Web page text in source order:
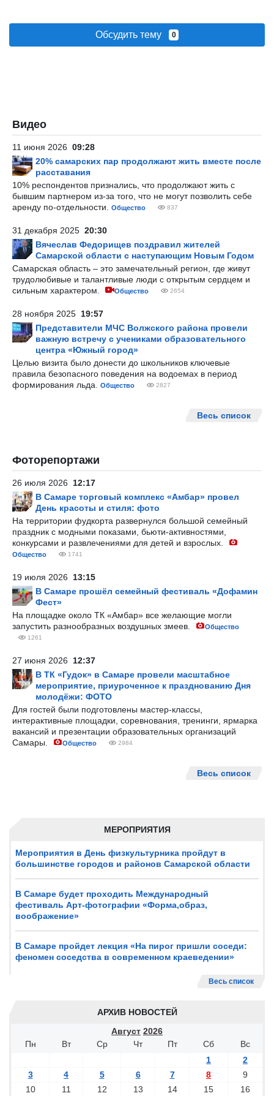
МЕРОПРИЯТИЯ
Мероприятия в День физкультурника пройдут в
большинстве городов и районов Самарской области
В Самаре будет проходить Международный
фестиваль Арт-фотографии «Форма,образ,
воображение»
В Самаре пройдет лекция «На пирог пришли соседи:
феномен соседства в современном краеведении»
Весь список
АРХИВ НОВОСТЕЙ
Август 2026
Пн
Вт Ср Чт Пт Сб
Вс
1
2
3
4 5 6 7 8
9
10
11 12 13 14 15 16
Обсудить тему 0
Видео
11 июня 2026 09:28
20% самарских пар продолжают жить вместе после
расставания
10% респондентов признались, что продолжают жить с
бывшим партнером из-за того, что не могут позволить себе
аренду по-отдельности.
Общество 837
31 декабря 2025 20:30
Вячеслав Федорищев поздравил жителей
Самарской области с наступающим Новым Годом
Самарская область – это замечательный регион, где живут
трудолюбивые и талантливые люди с открытым сердцем и
сильным характером.
Общество 2654
28 ноября 2025 19:57
Представители МЧС Волжского района провели
важную встречу с учениками образовательного
центра «Южный город»
Целью визита было донести до школьников ключевые
правила безопасного поведения на водоемах в период
формирования льда.
Общество 2827
Весь список
Фоторепортажи
26 июля 2026 12:17
В Самаре торговый комплекс «Амбар» провел
День красоты и стиля: фото
На территории фудкорта развернулся большой семейный
праздник с модными показами, бьюти-активностями,
конкурсами и развлечениями для детей и взрослых.
Общество 1741
19 июля 2026 13:15
В Самаре прошёл семейный фестиваль «Дофамин
Фест»
На площадке около ТК «Амбар» все желающие могли
запустить разнообразных воздушных змеев.
Общество
1261
27 июня 2026 12:37
В ТК «Гудок» в Самаре провели масштабное
мероприятие, приуроченное к празднованию Дня
молодёжи: ФОТО
Для гостей были подготовлены мастер-классы,
интерактивные площадки, соревнования, тренинги, ярмарка
вакансий и презентации образовательных организаций
Самары.
Общество 2984
Весь список